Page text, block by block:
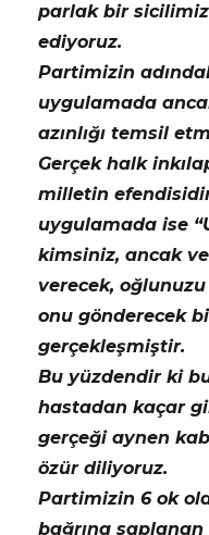
parlak bir
ediyoruz.
Partimizin
uygulamada
azınlığı temsil
Gerçek halk
milletin
uygulamada ise
kimsiniz, ancak
verecek,
onu gönderecek
gerçekleşmiştir.
Bu yüzdendir ki
hastadan kaçar
gerçeği aynen
özür diliyoruz.
Partimizin 6 ok
bağrına